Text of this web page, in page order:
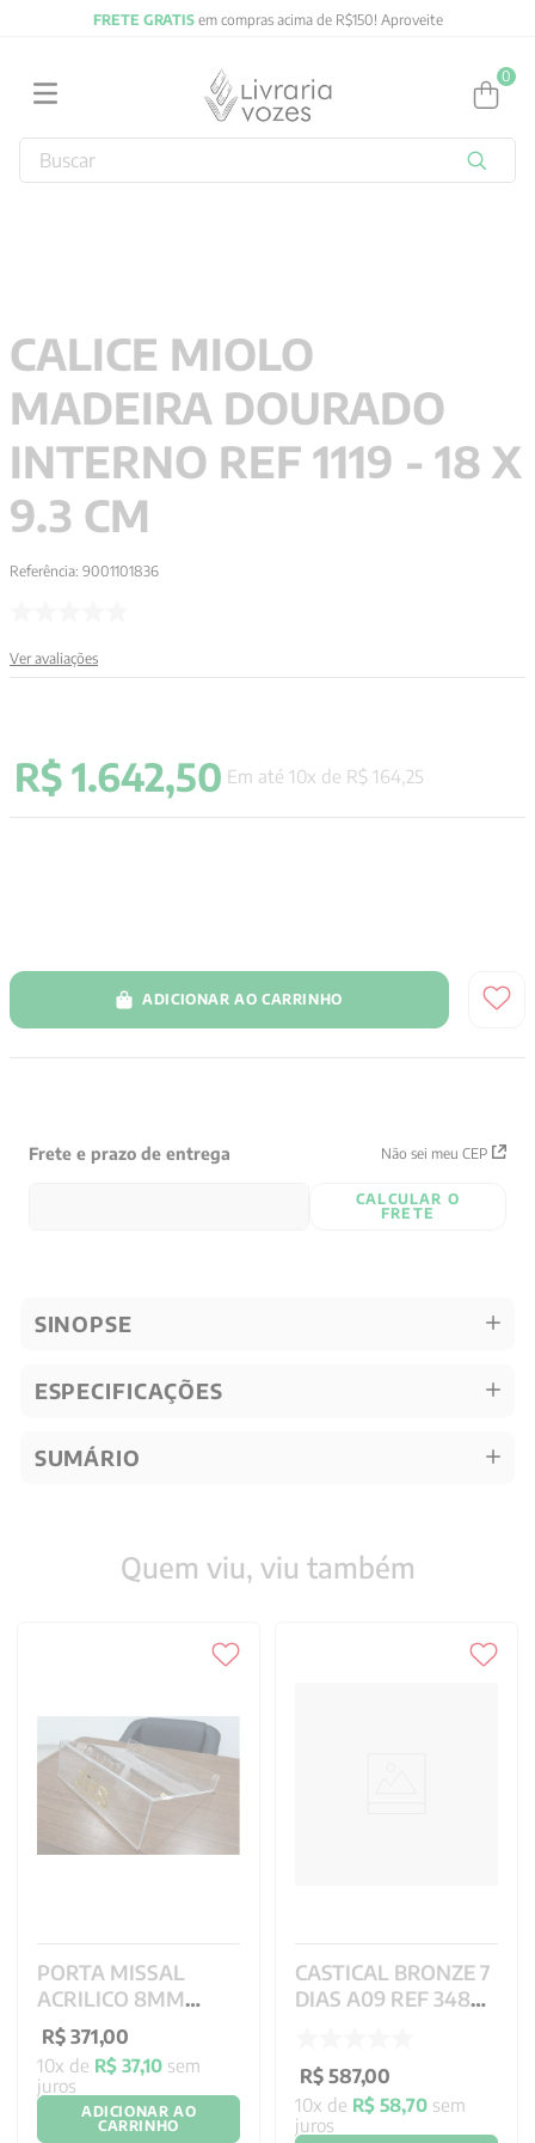
FRETE GRATISem compras acima de R$150! Aproveite
0
Buscar
CALICE MIOLO
MADEIRA DOURADO
INTERNO REF 1119 - 18 X
9.3 CM
Referência: 9001101836
Ver avaliações
R$ 1.642,50 Em até 10x de R$ 164 25
ADICIONAR AO CARRINHO
Frete e prazo de entrega Não sei meu CEP
CALCULAR O
FRETE
SINOPSE
ESPECIFICAÇÕES
SUMÁRIO
Quem viu, viu também
PORTA MISSAL
ACRILICO 8MM
NOVO MISSAL CNBB
- 40X29X12CM
R$ 371,00
10x de R$ 37,10 sem
juros
ADICIONAR AO
CARRINHO
CASTICAL BRONZE 7
DIAS A09 REF 348
R$ 587,00
10x de R$ 58,70 sem
juros
4º jung
º byung chul han
6º pré venda
7 biblia
8º santo agostinho
9º anselm grun